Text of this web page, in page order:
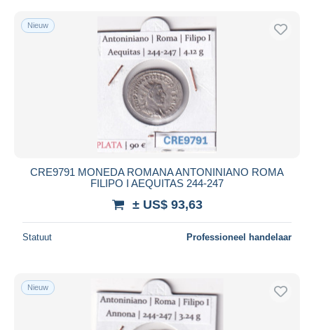
Nieuw
CRE9791 MONEDA ROMANA ANTONINIANO ROMA
FILIPO I AEQUITAS 244-247
± US$ 93,63
Statuut Professioneel handelaar
Nieuw